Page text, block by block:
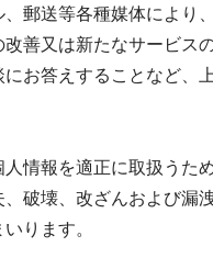
、郵送等各種媒体により
改善又は新たなサービス
にお答えすることなど
情報を適正に取扱うた
破壊、改ざんおよび漏
ります。